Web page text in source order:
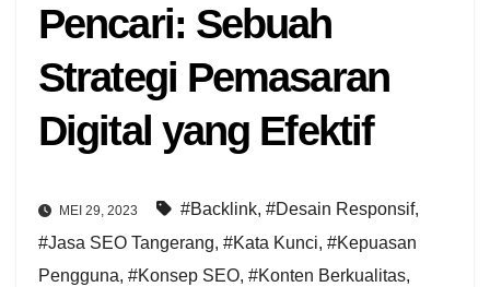
Pencari: Sebuah
Strategi Pemasaran
Digital yang Efektif
MEI 29, 2023 #Backlink, #Desain Responsif,
#Jasa SEO Tangerang, #Kata Kunci, #Kepuasan
Pengguna, #Konsep SEO, #Konten Berkualitas,